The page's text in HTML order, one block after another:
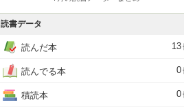
読書データ
読んだ本 13
読んでる本 0
積読本 0